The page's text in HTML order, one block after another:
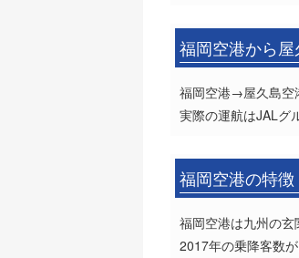
福岡空港から
福岡空港→屋久島空
実際の運航はJALグ
福岡空港の特徴
福岡空港は九州の玄
2017年の乗降客数